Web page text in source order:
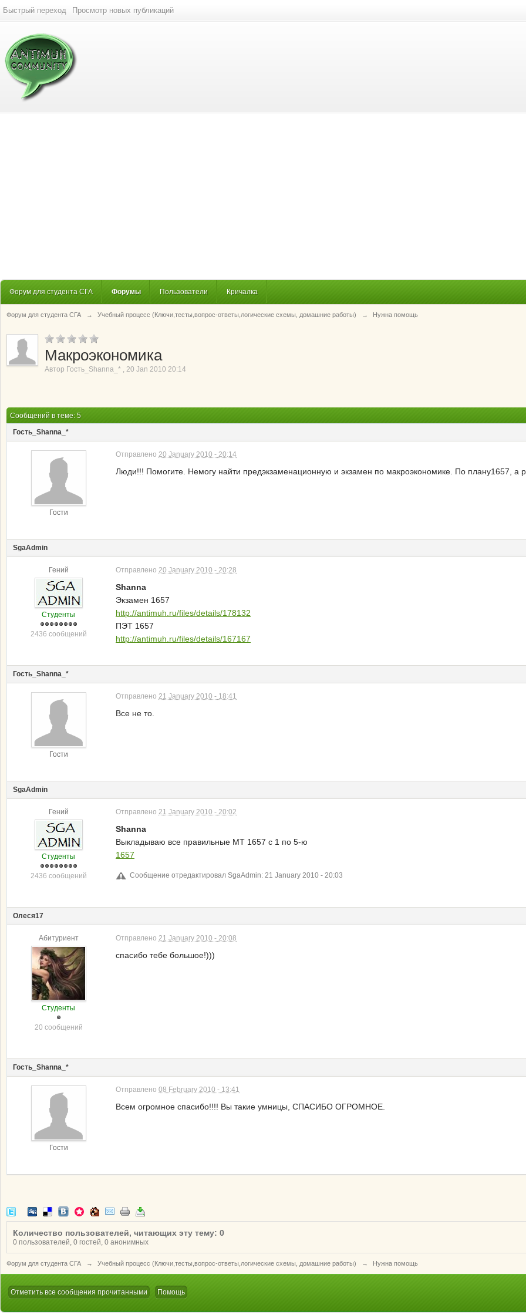
Быстрый переход Просмотр новых публикаций
Форум для студента СГА Форумы Пользователи Кричалка
Форум для студента СГА → Учебный процесс (Ключи,тесты,вопрос-ответы,логические схемы, домашние работы) → Нужна помощь
Макроэкономика
Автор Гость_Shanna_* , 20 Jan 2010 20:14
Сообщений в теме: 5
Гость_Shanna_*
Гости
Отправлено 20 January 2010 - 20:14
Люди!!! Помогите. Немогу найти предэкзаменационную и экзамен по макроэкономике. По плану1657, а
SgaAdmin
Гений
Студенты
2436 сообщений
Отправлено 20 January 2010 - 20:28
Shanna
Экзамен 1657
http://antimuh.ru/files/details/178132
ПЭТ 1657
http://antimuh.ru/files/details/167167
Гость_Shanna_*
Гости
Отправлено 21 January 2010 - 18:41
Все не то.
SgaAdmin
Гений
Студенты
2436 сообщений
Отправлено 21 January 2010 - 20:02
Shanna
Выкладываю все правильные МТ 1657 с 1 по 5-ю
1657
Сообщение отредактировал SgaAdmin: 21 January 2010 - 20:03
Олеся17
Абитуриент
Студенты
20 сообщений
Отправлено 21 January 2010 - 20:08
спасибо тебе большое!)))
Гость_Shanna_*
Гости
Отправлено 08 February 2010 - 13:41
Всем огромное спасибо!!!! Вы такие умницы, СПАСИБО ОГРОМНОЕ.
Количество пользователей, читающих эту тему: 0
0 пользователей, 0 гостей, 0 анонимных
Форум для студента СГА → Учебный процесс (Ключи,тесты,вопрос-ответы,логические схемы, домашние работы) → Нужна помощь
Отметить все сообщения прочитанными Помощь